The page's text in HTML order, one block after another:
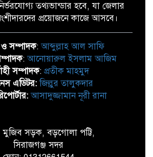
তথ্যভান্ডার হবে, যা জেলার
প্রয়োজনে কাজে আসবে।
সম্পাদক:আব্দুল্লাহ আল সাফি
:আনোয়ারুল ইসলাম আজিম
সম্পাদক: প্রতীক মাহমুদ
এডিটর: জিল্লুর তালুকদার
আসাদুজ্জামান নূরী রানা
মুজিব সড়ক, বড়গোলা পট্টি,
সিরাজগঞ্জ সদর